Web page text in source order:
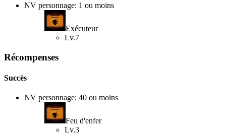
NV personnage: 1 ou moins
Exécuteur
Lv.7
Récompenses
Succès
NV personnage: 40 ou moins
Feu d'enfer
Lv.3